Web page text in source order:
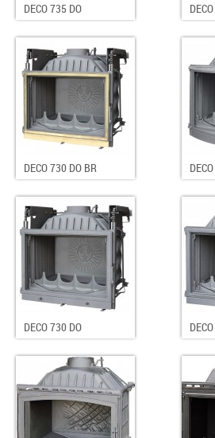
DECO 735 DO
DECO 730 DO BR
DECO 730 DO